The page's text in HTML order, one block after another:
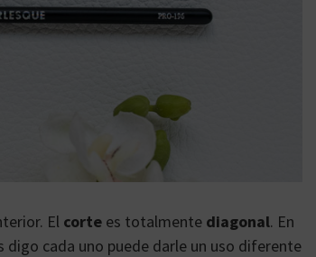
El corte es totalmente diagonal. En
digo cada uno puede darle un uso diferente